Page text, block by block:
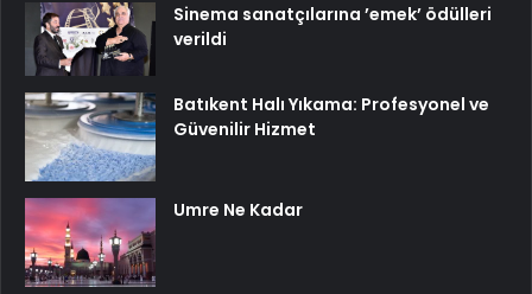
Sinema sanatçılarına ’emek’ ödülleri
verildi
Batıkent Halı Yıkama: Profesyonel ve
Güvenilir Hizmet
Umre Ne Kadar